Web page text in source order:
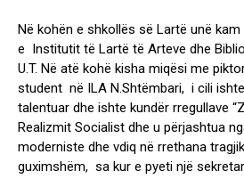
Në kohën e shkollës së Lartë unë
e Institutit të Lartë të Arteve dhe
U.T. Në atë kohë kisha miqësi me
student në ILA N.Shtëmbari, i cili
talentuar dhe ishte kundër rregullave
Realizmit Socialist dhe u përjashtua
moderniste dhe vdiq në rrethana
guximshëm, sa kur e pyeti një